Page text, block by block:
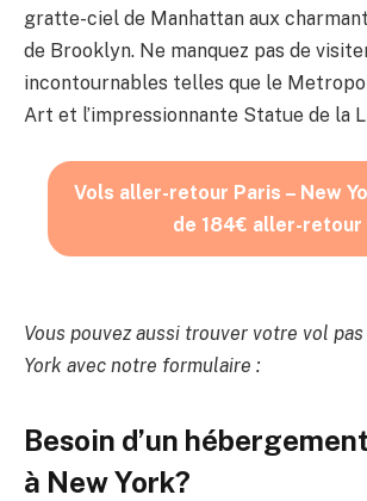
gratte-ciel de Manhattan aux
de Brooklyn. Ne manquez pas de
incontournables telles que le
Art et l’impressionnante Statue de la
Vols aller-retour Paris – New
de 184€ aller-retour
Vous pouvez aussi trouver votre vol
York avec notre formulaire :
Besoin d’un
à New York?